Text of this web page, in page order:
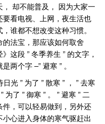
却不能普及， 因为大家一
看电视、上网，夜生活也
谁都不想改变这种习惯。
法宝，那应该如何取舍
这段 ” 冬季养生 ” 的文字，
两个字 –” 避寒 ” 。
光 ” 为了 ” 散寒 ” ， ” 去寒
为了 ” 御寒 ” 。 ” 避寒 ” 二
，可以轻易做到，另外还
心进入身体的寒气驱赶出